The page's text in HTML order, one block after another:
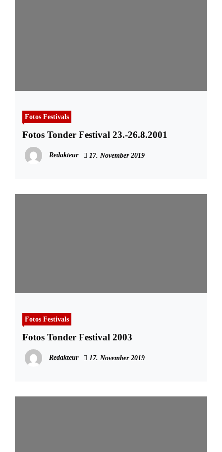
Fotos Festivals
Fotos Tonder Festival 23.-26.8.2001
Redakteur 17. November 2019
Fotos Festivals
Fotos Tonder Festival 2003
Redakteur 17. November 2019